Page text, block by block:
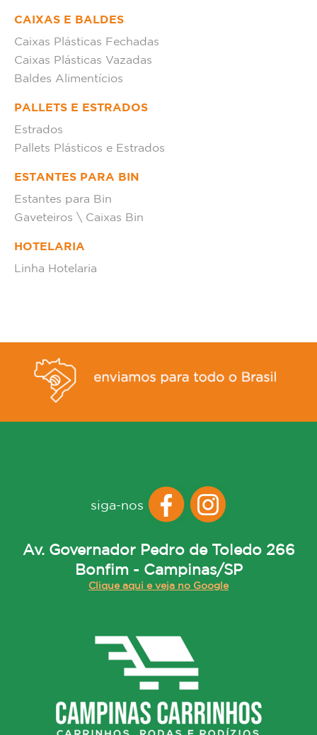
CAIXAS E BALDES
Caixas Plásticas Fechadas
Caixas Plásticas Vazadas
Baldes Alimentícios
PALLETS E ESTRADOS
Estrados
Pallets Plásticos e Estrados
ESTANTES PARA BIN
Estantes para Bin
Gaveteiros \ Caixas Bin
HOTELARIA
Linha Hotelaria
siga-nos
Av. Governador Pedro de Toledo 266
Bonfim - Campinas/SP
Clique aqui e veja no Google